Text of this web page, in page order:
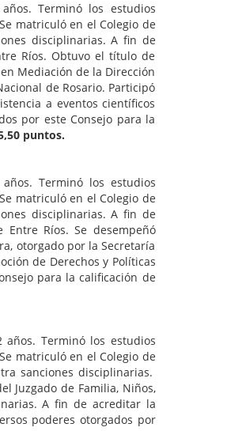
Terminó los estudios
matriculó en el Colegio de
disciplinarias. A fin de
Ríos. Obtuvo el título de
Mediación de la Dirección
de Rosario. Participó
a eventos científicos
por este Consejo para la
puntos.
Terminó los estudios
matriculó en el Colegio de
disciplinarias. A fin de
Ríos. Se desempeñó
otorgado por la Secretaría
de Derechos y Políticas
para la calificación de
años. Terminó los estudios
matriculó en el Colegio de
sanciones disciplinarias.
Juzgado de Familia, Niños,
A fin de acreditar la
poderes otorgados por